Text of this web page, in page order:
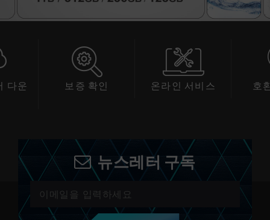
인 온라인 서비스 호환성 확인 스
뉴스레터 구독